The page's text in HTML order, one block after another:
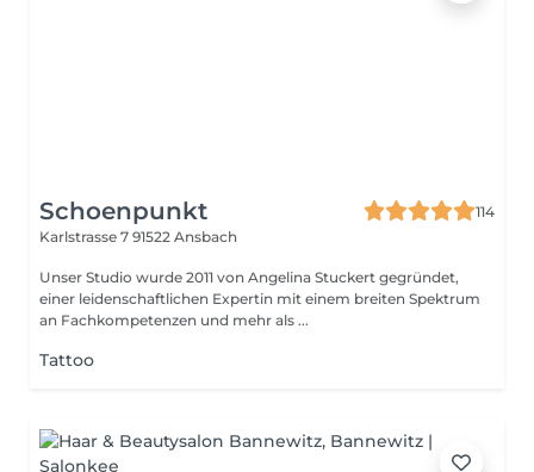
Schoenpunkt
114
Karlstrasse 7 91522 Ansbach
Unser Studio wurde 2011 von Angelina Stuckert gegründet,
einer leidenschaftlichen Expertin mit einem breiten Spektrum
an Fachkompetenzen und mehr als ...
Tattoo